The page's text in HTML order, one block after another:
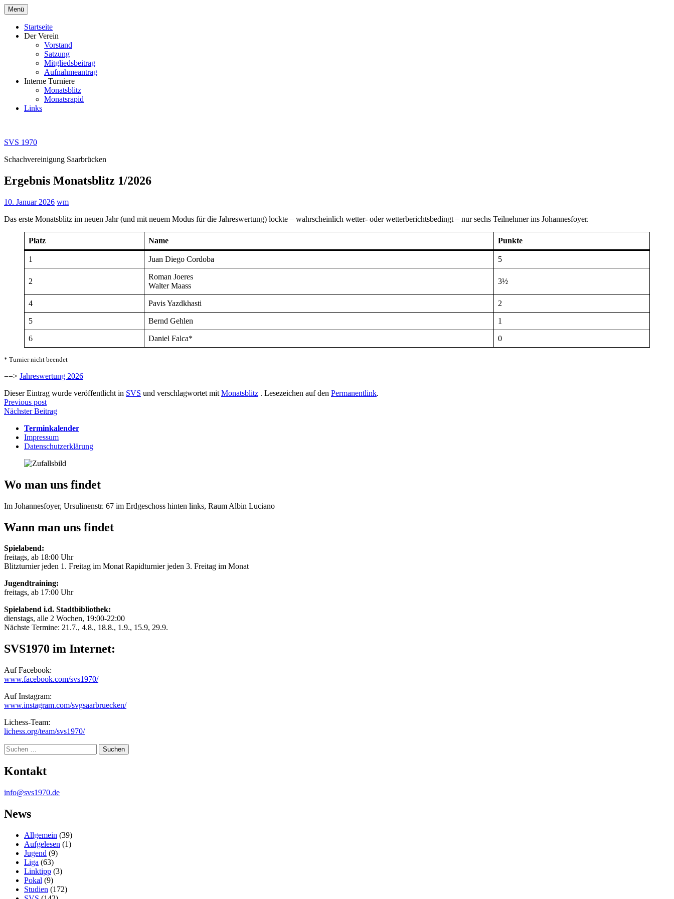
Zum
Inhalt
springen
Menü
Startseite
Der Verein
Vorstand
Satzung
Mitgliedsbeitrag
Aufnahmeantrag
Interne Turniere
Monatsblitz
Monatsrapid
Links
SVS 1970
Schachvereinigung Saarbrücken
Ergebnis Monatsblitz 1/2026
10. Januar 2026 wm
Das erste Monatsblitz im neuen Jahr (und mit neuem Modus für die Jahreswertung) lockte – wahrscheinlich wetter- oder wetterberichtsbedingt – nur sechs Teilnehmer ins Johannesfoyer.
Platz Name Punkte
1 Juan Diego Cordoba 5
2
Roman Joeres
Walter Maass
3½
4 Pavis Yazdkhasti 2
5 Bernd Gehlen 1
6 Daniel Falca* 0
* Turnier nicht beendet
==> Jahreswertung 2026
Dieser Eintrag wurde veröffentlicht in SVS und verschlagwortet mit Monatsblitz . Lesezeichen auf den Permanentlink.
Beitragsnavigation
Previous post
Nächster Beitrag
Terminkalender
Impressum
Datenschutzerklärung
Wo man uns findet
Im Johannesfoyer, Ursulinenstr. 67 im Erdgeschoss hinten links, Raum Albin Luciano
Wann man uns findet
Spielabend:
freitags, ab 18:00 Uhr
Blitzturnier jeden 1. Freitag im Monat Rapidturnier jeden 3. Freitag im Monat
Jugendtraining:
freitags, ab 17:00 Uhr
Spielabend i.d. Stadtbibliothek:
dienstags, alle 2 Wochen, 19:00-22:00
Nächste Termine: 21.7., 4.8., 18.8., 1.9., 15.9, 29.9.
SVS1970 im Internet:
Auf Facebook:
www.facebook.com/svs1970/
Auf Instagram:
www.instagram.com/svgsaarbruecken/
Lichess-Team:
lichess.org/team/svs1970/
Suche
Kontakt
info@svs1970.de
News
Allgemein (39)
Aufgelesen (1)
Jugend (9)
Liga (63)
Linktipp (3)
Pokal (9)
Studien (172)